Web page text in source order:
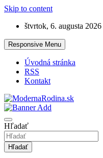
Skip to content
štvrtok, 6. augusta 2026
Responsive Menu
Úvodná stránka
RSS
Kontakt
ModernaRodina.sk
Hľadať
Hľadať